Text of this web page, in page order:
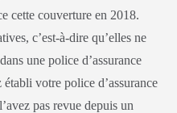
cette couverture en 2018.
c’est-à-dire qu’elles ne
une police d’assurance
votre police d’assurance
pas revue depuis un